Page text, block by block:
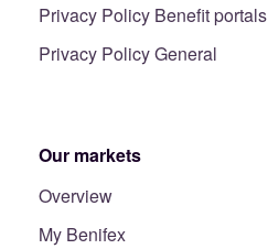
Privacy Policy Benefit portals
Privacy Policy General
Our markets
Overview
My Benifex